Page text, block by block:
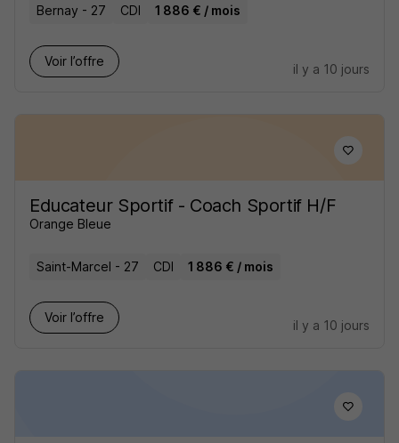
Bernay - 27 CDI 1 886 € / mois
Voir l’offre
il y a 10 jours
Educateur Sportif - Coach Sportif H/F
Orange Bleue
Saint-Marcel - 27 CDI 1 886 € / mois
Voir l’offre
il y a 10 jours